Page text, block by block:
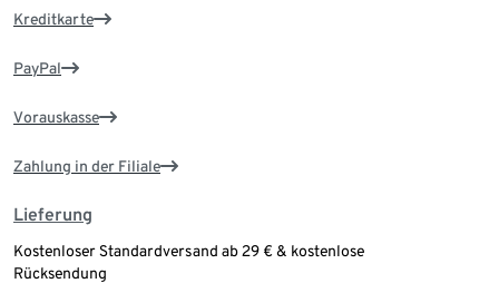
Kreditkarte
PayPal
Vorauskasse
Zahlung in der Filiale
Lieferung
Kostenloser Standardversand ab 29 € & kostenlose
Rücksendung